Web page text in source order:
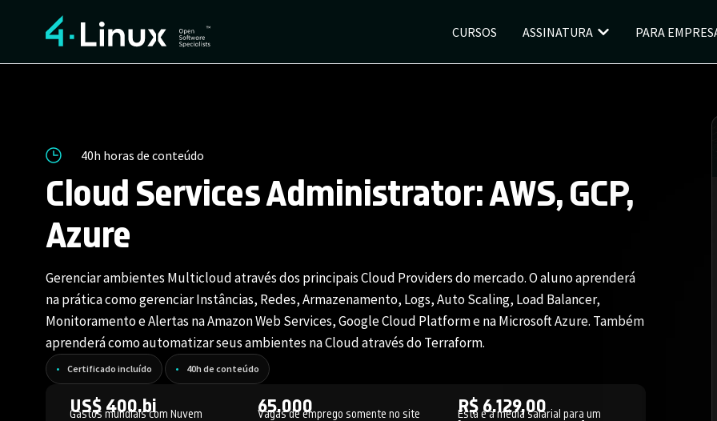
CURSOS ASSINATURA PARA
40h horas de conteúdo
Cloud Services Administrator: AWS, GCP,
Azure
Gerenciar ambientes Multicloud através dos principais Cloud Providers do mercado. O aluno aprenderá
na prática como gerenciar Instâncias, Redes, Armazenamento, Logs, Auto Scaling, Load Balancer,
Monitoramento e Alertas na Amazon Web Services, Google Cloud Platform e na Microsoft Azure. Também
aprenderá como automatizar seus ambientes na Cloud através do Terraform.
Certificado incluído 40h de conteúdo
US$ 400.bi
Gastos mundiais com Nuvem 65.000
Vagas de emprego somente no site R$ 6.129,00
Esta é a média salarial para um